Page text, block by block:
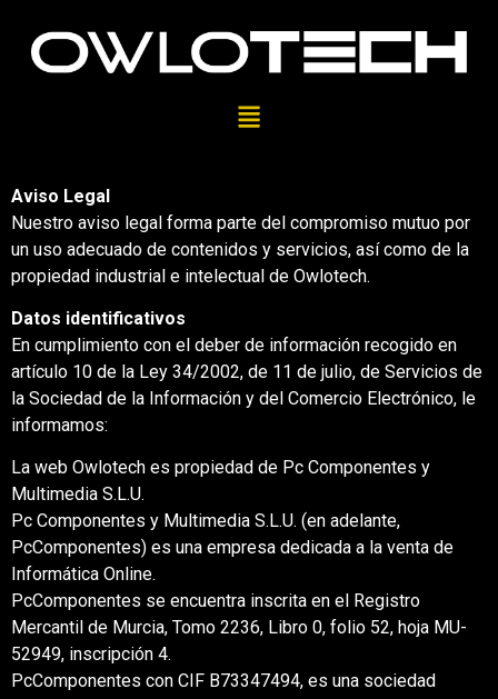
Aviso Legal
Nuestro aviso legal forma parte del compromiso mutuo por
un uso adecuado de contenidos y servicios, así como de la
propiedad industrial e intelectual de Owlotech.
Datos identificativos
En cumplimiento con el deber de información recogido en
artículo 10 de la Ley 34/2002, de 11 de julio, de Servicios de
la Sociedad de la Información y del Comercio Electrónico, le
informamos:
La web Owlotech es propiedad de Pc Componentes y
Multimedia S.L.U.
Pc Componentes y Multimedia S.L.U. (en adelante,
PcComponentes) es una empresa dedicada a la venta de
Informática Online.
PcComponentes se encuentra inscrita en el Registro
Mercantil de Murcia, Tomo 2236, Libro 0, folio 52, hoja MU-
52949, inscripción 4.
PcComponentes con CIF B73347494, es una sociedad